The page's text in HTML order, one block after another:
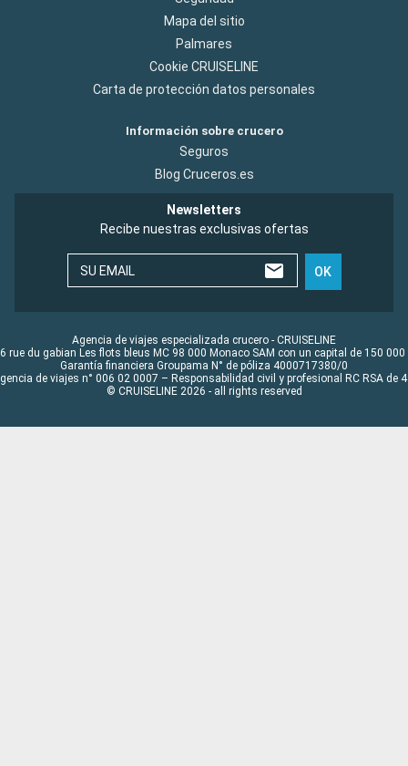
Mapa del sitio
Palmares
Cookie CRUISELINE
Carta de protección datos personales
Información sobre crucero
Seguros
Blog Cruceros.es
Newsletters
Recibe nuestras exclusivas ofertas
SU EMAIL OK
Agencia de viajes especializada crucero - CRUISELINE
rue du gabian Les flots bleus MC 98 000 Monaco SAM con un capital de 150 000
Garantía financiera Groupama N° de póliza 4000717380/0
de viajes n° 006 02 0007 – Responsabilidad civil y profesional RC RSA de
© CRUISELINE 2026 - all rights reserved